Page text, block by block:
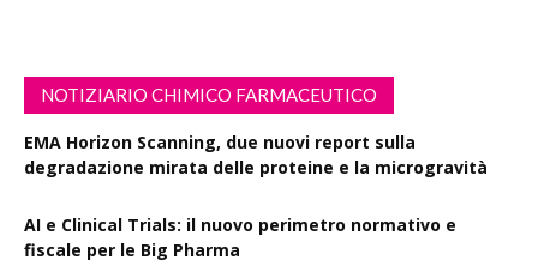
NOTIZIARIO CHIMICO FARMACEUTICO
EMA Horizon Scanning, due nuovi report sulla
degradazione mirata delle proteine e la microgravità
AI e Clinical Trials: il nuovo perimetro normativo e
fiscale per le Big Pharma